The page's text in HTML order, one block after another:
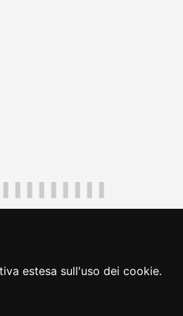
estesa sull'uso dei cookie.